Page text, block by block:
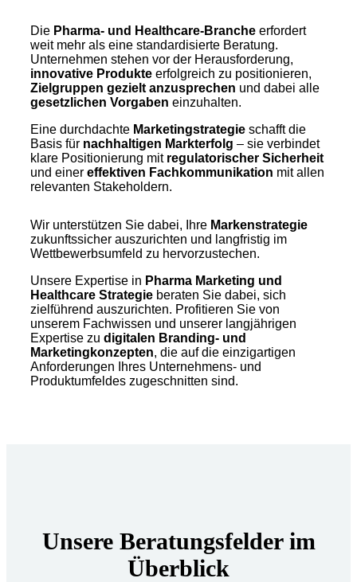
Die Pharma- und Healthcare-Branche erfordert
weit mehr als eine standardisierte Beratung.
Unternehmen stehen vor der Herausforderung,
innovative Produkte erfolgreich zu positionieren,
Zielgruppen gezielt anzusprechen und dabei alle
gesetzlichen Vorgaben einzuhalten.
Eine durchdachte Marketingstrategie schafft die
Basis für nachhaltigen Markterfolg – sie verbindet
klare Positionierung mit regulatorischer Sicherheit
und einer effektiven Fachkommunikation mit allen
relevanten Stakeholdern.
Wir unterstützen Sie dabei, Ihre Markenstrategie
zukunftssicher auszurichten und langfristig im
Wettbewerbsumfeld zu hervorzustechen.
Unsere Expertise in Pharma Marketing und
Healthcare Strategie beraten Sie dabei, sich
zielführend auszurichten. Profitieren Sie von
unserem Fachwissen und unserer langjährigen
Expertise zu digitalen Branding- und
Marketingkonzepten, die auf die einzigartigen
Anforderungen Ihres Unternehmens- und
Produktumfeldes zugeschnitten sind.
Unsere Beratungsfelder im
Überblick